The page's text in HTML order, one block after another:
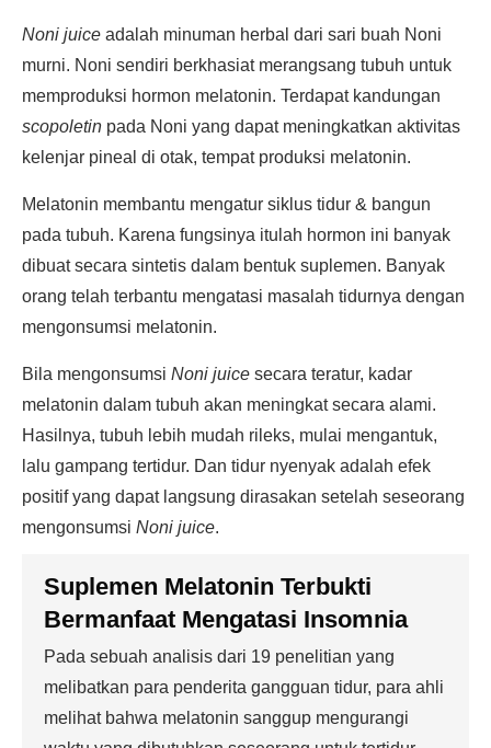
Noni juice adalah minuman herbal dari sari buah Noni
murni. Noni sendiri berkhasiat merangsang tubuh untuk
memproduksi hormon melatonin. Terdapat kandungan
scopoletin pada Noni yang dapat meningkatkan aktivitas
kelenjar pineal di otak, tempat produksi melatonin.
Melatonin membantu mengatur siklus tidur & bangun
pada tubuh. Karena fungsinya itulah hormon ini banyak
dibuat secara sintetis dalam bentuk suplemen. Banyak
orang telah terbantu mengatasi masalah tidurnya dengan
mengonsumsi melatonin.
Bila mengonsumsi Noni juice secara teratur, kadar
melatonin dalam tubuh akan meningkat secara alami.
Hasilnya, tubuh lebih mudah rileks, mulai mengantuk,
lalu gampang tertidur. Dan tidur nyenyak adalah efek
positif yang dapat langsung dirasakan setelah seseorang
mengonsumsi Noni juice.
Suplemen Melatonin Terbukti
Bermanfaat Mengatasi Insomnia
Pada sebuah analisis dari 19 penelitian yang
melibatkan para penderita gangguan tidur, para ahli
melihat bahwa melatonin sanggup mengurangi